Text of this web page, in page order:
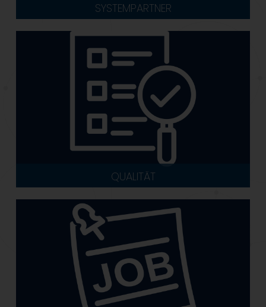
SYSTEMPARTNER
QUALITÄT